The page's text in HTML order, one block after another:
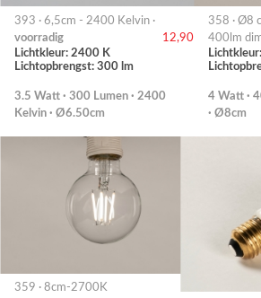
393 · 6,5cm - 2400 Kelvin ·
voorradig
12,90
Lichtkleur: 2400 K
Lichtopbrengst: 300 lm
3.5 Watt · 300 Lumen · 2400
Kelvin · Ø6.50cm
358 · Ø8
400lm
4 Watt ·
· Ø8cm
359 · 8cm-2700K